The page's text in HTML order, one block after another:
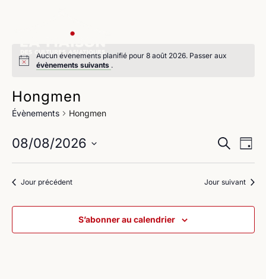
Aucun évènements planifié pour 8 août 2026. Passer aux
évènements suivants .
Hongmen
Évènements Hongmen
et
de
vues
Recherche
de
Jour
08/08/2026
date.Jour précédent Jour suivant
S’abonner au calendrier